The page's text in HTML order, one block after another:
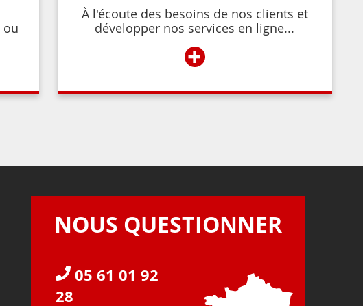
ou
À l'écoute des besoins de nos clients et
développer nos services en ligne...
+
NOUS QUESTIONNER
05 61 01 92
28